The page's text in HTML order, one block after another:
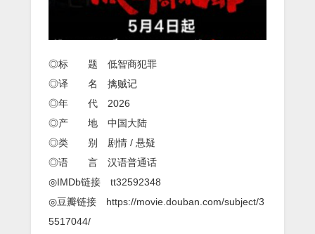
◎标 题 低智商犯罪
◎译 名 擒贼记
◎年 代 2026
◎产 地 中国大陆
◎类 别 剧情 / 悬疑
◎语 言 汉语普通话
◎IMDb链接 tt32592348
◎豆瓣链接 https://movie.douban.com/subject/3
5517044/